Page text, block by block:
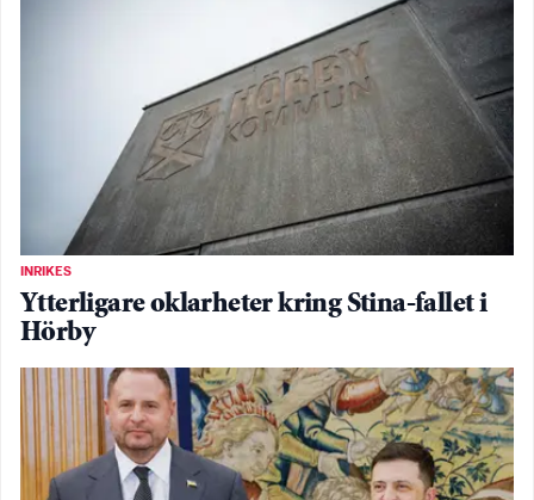
INRIKES
Ytterligare oklarheter kring Stina-fallet i
Hörby